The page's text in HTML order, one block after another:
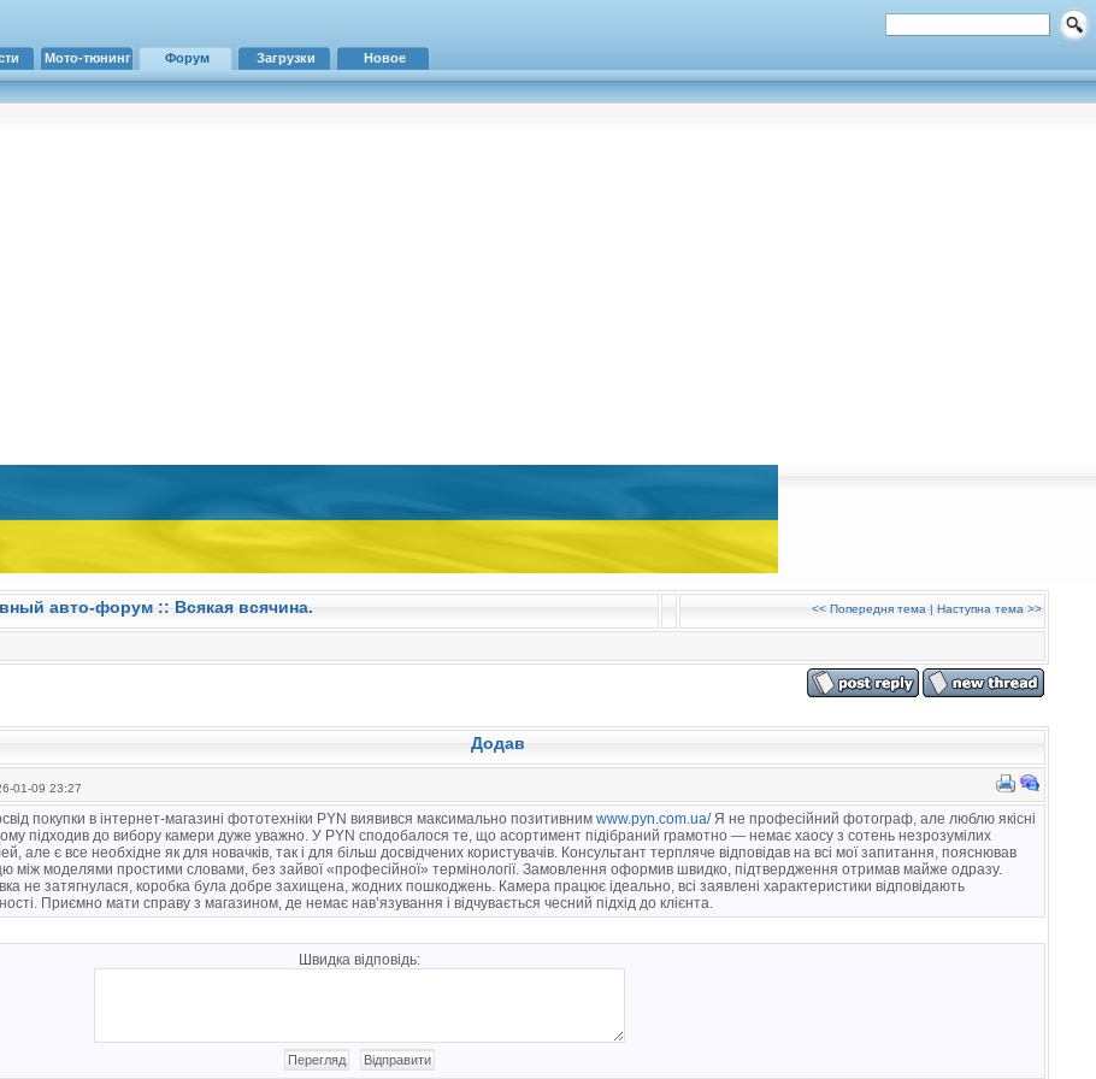
Мото-тюнинг Форум Загрузки Новое
авто-форум :: Всякая всячина. << Попередня тема | Наступна тема >>
Додав
01-09 23:27
покупки в інтернет-магазині фототехніки PYN виявився максимально позитивним www.pyn.com.ua/Я не професійний фотограф, але люблю якісні
підходив до вибору камери дуже уважно. У PYN сподобалося те, що асортимент підібраний грамотно — немає хаосу з сотень незрозумілих
але є все необхідне як для новачків, так і для більш досвідчених користувачів. Консультант терпляче відповідав на всі мої запитання, пояснював
між моделями простими словами, без зайвої «професійної» термінології. Замовлення оформив швидко, підтвердження отримав майже одразу.
не затягнулася, коробка була добре захищена, жодних пошкоджень. Камера працює ідеально, всі заявлені характеристики відповідають
Приємно мати справу з магазином, де немає нав’язування і відчувається чесний підхід до клієнта.
Швидка відповідь: